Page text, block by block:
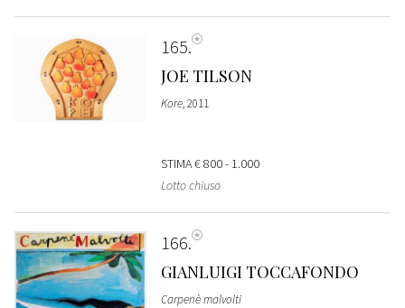
165
JOE TILSON
Kore, 2011
STIMA€ 800 - 1.000
Lotto chiuso
166
GIANLUIGI TOCCAFONDO
Carpenè malvolti